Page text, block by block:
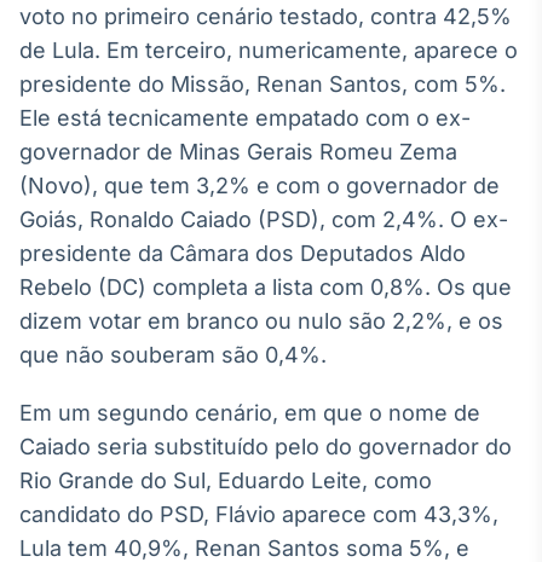
integração de
conteúdos e
dados
Broadcast
Ticker
Cotações e
headlines de
notícias
Broadcast
Widgets
Componentes
funcionalidades
Broadcast
Wallboard
Conteúdos e
voto no primeiro cenário testado, contra 42,5%
de Lula. Em terceiro, numericamente, aparece o
presidente do Missão, Renan Santos, com 5%.
Ele está tecnicamente empatado com o ex-
governador de Minas Gerais Romeu Zema
(Novo), que tem 3,2% e com o governador de
Goiás, Ronaldo Caiado (PSD), com 2,4%. O ex-
presidente da Câmara dos Deputados Aldo
Rebelo (DC) completa a lista com 0,8%. Os que
dizem votar em branco ou nulo são 2,2%, e os
que não souberam são 0,4%.
Em um segundo cenário, em que o nome de
Caiado seria substituído pelo do governador do
Rio Grande do Sul, Eduardo Leite, como
candidato do PSD, Flávio aparece com 43,3%,
Lula tem 40,9%, Renan Santos soma 5%, e